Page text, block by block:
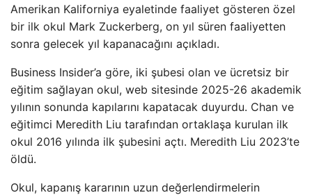
Amerikan Kaliforniya eyaletinde faaliyet gösteren özel
bir ilk okul Mark Zuckerberg, on yıl süren faaliyetten
sonra gelecek yıl kapanacağını açıkladı.
Business Insider’a göre, iki şubesi olan ve ücretsiz bir
eğitim sağlayan okul, web sitesinde 2025-26 akademik
yılının sonunda kapılarını kapatacak duyurdu. Chan ve
eğitimci Meredith Liu tarafından ortaklaşa kurulan ilk
okul 2016 yılında ilk şubesini açtı. Meredith Liu 2023’te
öldü.
Okul, kapanış kararının uzun değerlendirmelerin